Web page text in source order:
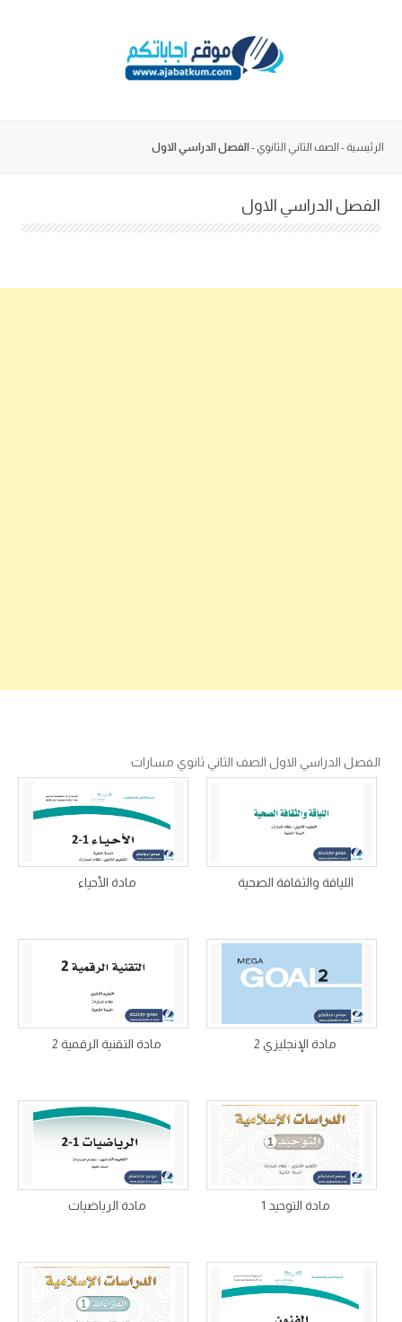
الرئيسية - الصف الثاني الثانوي - الفصل الدراسي الاول
الفصل الدراسي الاول
الفصل الدراسي الاول الصف الثاني ثانوي مسارات
اللياقة والثقافة الصحية مادة الأحياء
مادة الإنجليزي 2 مادة التقنية الرقمية 2
مادة التوحيد 1 مادة الرياضيات